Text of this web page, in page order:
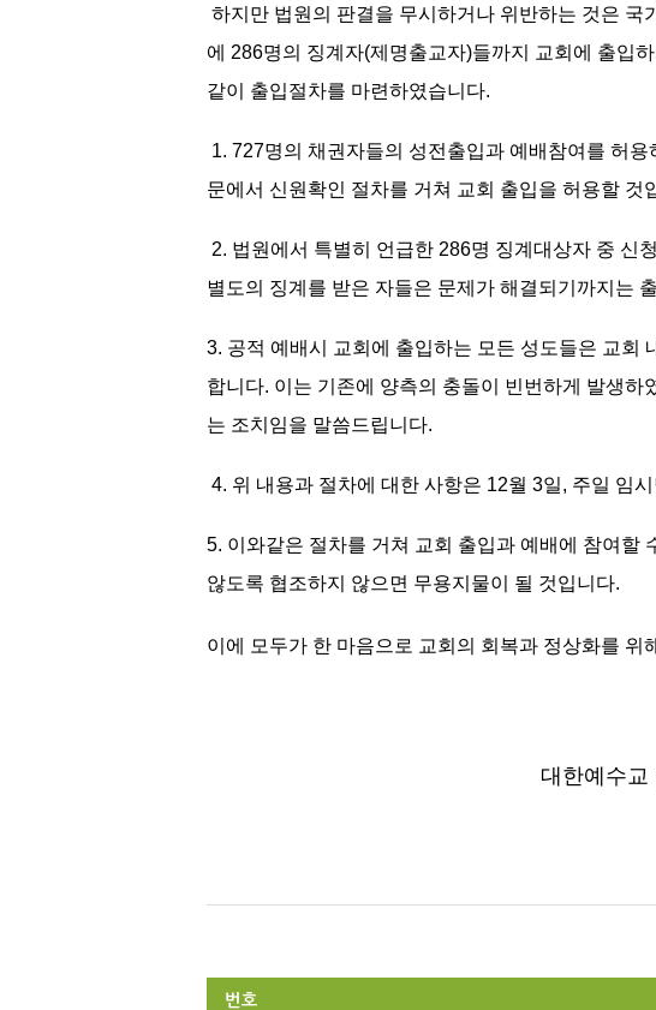
하지만 법원의 판결을 무시하거나 위반하는 것은 국
에 286명의 징계자(제명출교자)들까지 교회에 출입
같이 출입절차를 마련하였습니다.
1. 727명의 채권자들의 성전출입과 예배참여를 허
문에서 신원확인 절차를 거쳐 교회 출입을 허용할 것
2. 법원에서 특별히 언급한 286명 징계대상자 중 신
별도의 징계를 받은 자들은 문제가 해결되기까지는
3. 공적 예배시 교회에 출입하는 모든 성도들은 교회
합니다. 이는 기존에 양측의 충돌이 빈번하게 발생
는 조치임을 말씀드립니다.
4. 위 내용과 절차에 대한 사항은 12월 3일, 주일 임
5. 이와같은 절차를 거쳐 교회 출입과 예배에 참여할
않도록 협조하지 않으면 무용지물이 될 것입니다.
이에 모두가 한 마음으로 교회의 회복과 정상화를 위
대한예수
번호